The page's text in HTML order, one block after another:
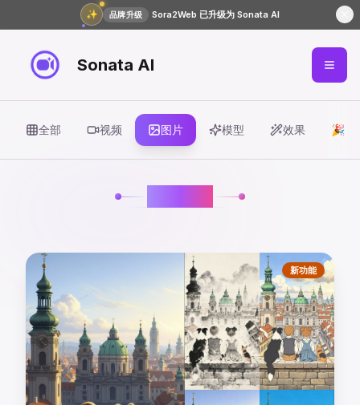
✨ 品牌升级 Sora2Web 已升级为 Sonata AI
Sonata AI
全部 视频 图片 模型 效果 🎉
新功能